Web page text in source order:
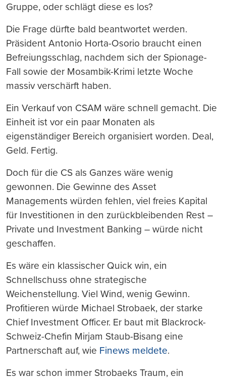
Gruppe, oder schlägt diese es los?
Die Frage dürfte bald beantwortet werden.
Präsident Antonio Horta-Osorio braucht einen
Befreiungsschlag, nachdem sich der Spionage-
Fall sowie der Mosambik-Krimi letzte Woche
massiv verschärft haben.
Ein Verkauf von CSAM wäre schnell gemacht. Die
Einheit ist vor ein paar Monaten als
eigenständiger Bereich organisiert worden. Deal,
Geld. Fertig.
Doch für die CS als Ganzes wäre wenig
gewonnen. Die Gewinne des Asset
Managements würden fehlen, viel freies Kapital
für Investitionen in den zurückbleibenden Rest –
Private und Investment Banking – würde nicht
geschaffen.
Es wäre ein klassischer Quick win, ein
Schnellschuss ohne strategische
Weichenstellung. Viel Wind, wenig Gewinn.
Profitieren würde Michael Strobaek, der starke
Chief Investment Officer. Er baut mit Blackrock-
Schweiz-Chefin Mirjam Staub-Bisang eine
Partnerschaft auf, wie Finews meldete.
Es war schon immer Strobaeks Traum, ein